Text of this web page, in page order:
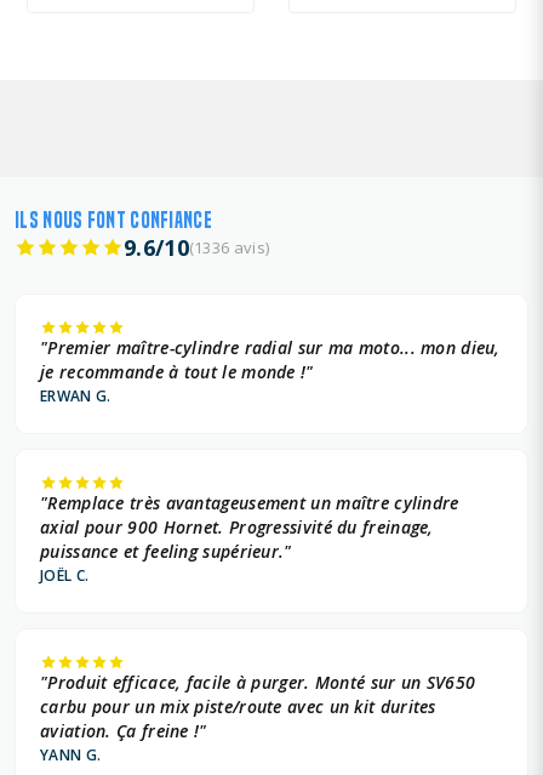
ILS NOUS FONT CONFIANCE
9.6/10(1336 avis)
"Premier maître-cylindre radial sur ma moto... mon dieu,
je recommande à tout le monde !"
ERWAN G.
"Remplace très avantageusement un maître cylindre
axial pour 900 Hornet. Progressivité du freinage,
puissance et feeling supérieur."
JOËL C.
"Produit efficace, facile à purger. Monté sur un SV650
carbu pour un mix piste/route avec un kit durites
aviation. Ça freine !"
YANN G.